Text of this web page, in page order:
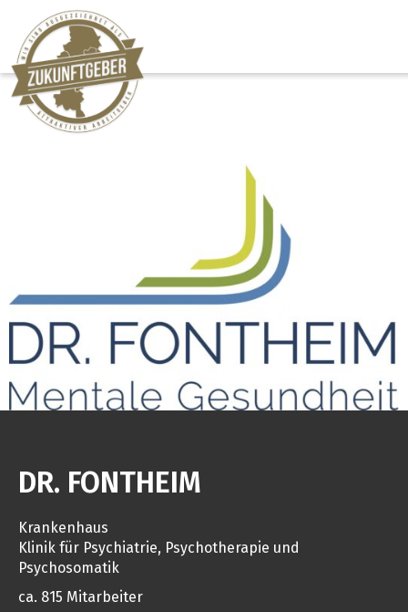
DR. FONTHEIM
Krankenhaus
Klinik für Psychiatrie, Psychotherapie und
Psychosomatik
ca. 815 Mitarbeiter